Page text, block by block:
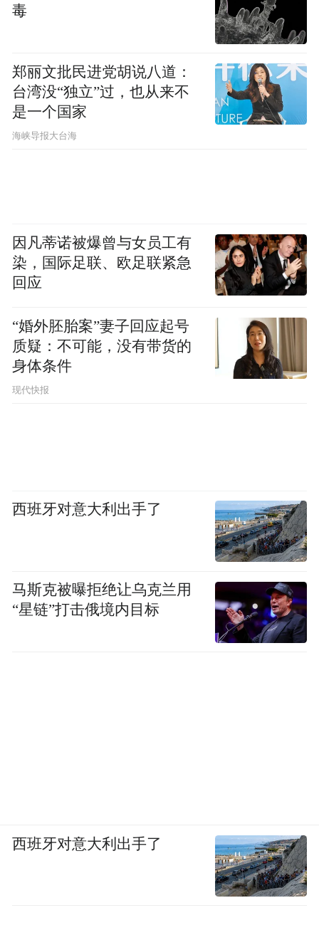
毒
郑丽文批民进党胡说八道：
台湾没“独立”过，也从来不
是一个国家
​海峡导报大台海
因凡蒂诺被爆曾与女员工有
染，国际足联、欧足联紧急
回应
“婚外胚胎案”妻子回应起号
质疑：不可能，没有带货的
身体条件
现代快报
西班牙对意大利出手了
马斯克被曝拒绝让乌克兰用
“星链”打击俄境内目标
西班牙对意大利出手了